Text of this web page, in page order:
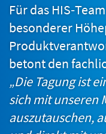
Für das
besonderer
betont den
„Die Tagung ist
sich mit unseren
auszutauschen,